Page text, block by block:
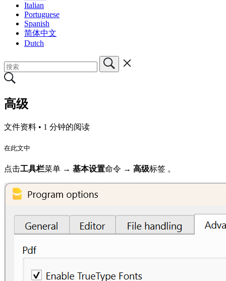
Italian
Portuguese
Spanish
简体中文
Dutch
高级
文件资料 • 1 分钟的阅读
在此文中
点击工具栏菜单 → 基本设置命令 → 高级标签 。